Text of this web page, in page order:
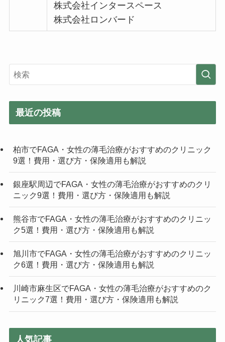
株式会社インタースペース
株式会社ロンバード
最近の投稿
柏市でFAGA・女性の薄毛治療がおすすめのクリニック
9選！費用・選び方・保険適用も解説
銀座駅周辺でFAGA・女性の薄毛治療がおすすめのクリ
ニック9選！費用・選び方・保険適用も解説
熊谷市でFAGA・女性の薄毛治療がおすすめのクリニッ
ク5選！費用・選び方・保険適用も解説
旭川市でFAGA・女性の薄毛治療がおすすめのクリニッ
ク6選！費用・選び方・保険適用も解説
川崎市麻生区でFAGA・女性の薄毛治療がおすすめのク
リニック7選！費用・選び方・保険適用も解説
人気記事